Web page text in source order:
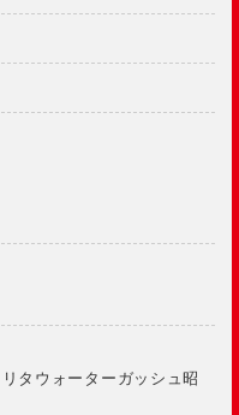
タウォーターガッシュ昭